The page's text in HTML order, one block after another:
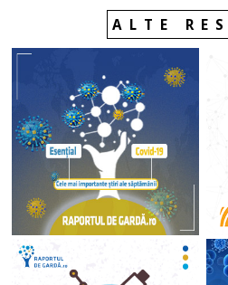
ALTE